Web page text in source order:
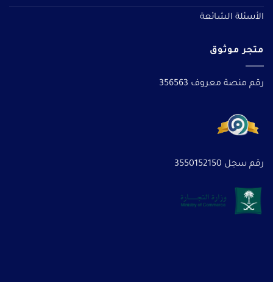
الأسئلة الشائعة
متجر موثوق
رقم منصة معروف 356563
رقم سجل 3550152150